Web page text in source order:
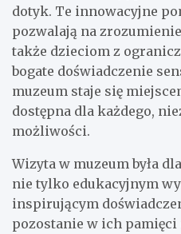
dotyk. Te innowacyjne
pozwalają na
także dzieciom z
bogate doświadczenie
muzeum staje się
dostępna dla każdego,
możliwości.
Wizyta w muzeum była
nie tylko edukacyjnym
inspirującym
pozostanie w ich pamięci